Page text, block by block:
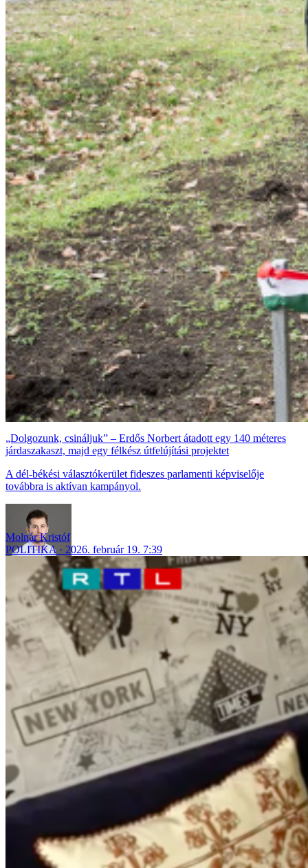
„Dolgozunk, csináljuk” – Erdős Norbert átadott egy 140 méteres
járdaszakaszt, majd egy félkész útfelújítási projektet
A dél-békési választókerület fideszes parlamenti képviselője
továbbra is aktívan kampányol.
Molnár Kristóf
POLITIKA
2026. február 19. 7:39